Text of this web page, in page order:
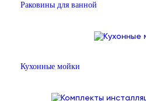
Раковины для ванной
Кухонные мойки